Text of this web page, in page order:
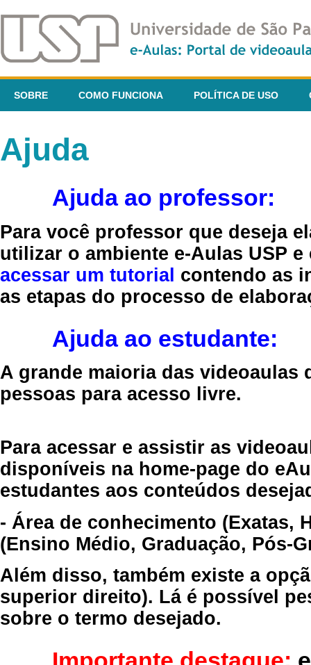
SOBRE COMO FUNCIONA POLÍTICA DE USO
Ajuda
Ajuda ao professor:
Para você professor que deseja
utilizar o ambiente e-Aulas USP
acessar um tutorial contendo as
as etapas do processo de
Ajuda ao estudante:
A grande maioria das videoaulas
pessoas para acesso livre.
Para acessar e assistir as
disponíveis na home-page do
estudantes aos conteúdos
- Área de conhecimento (Exatas,
(Ensino Médio, Graduação, Pós-
Além disso, também existe a
superior direito). Lá é possível
sobre o termo desejado.